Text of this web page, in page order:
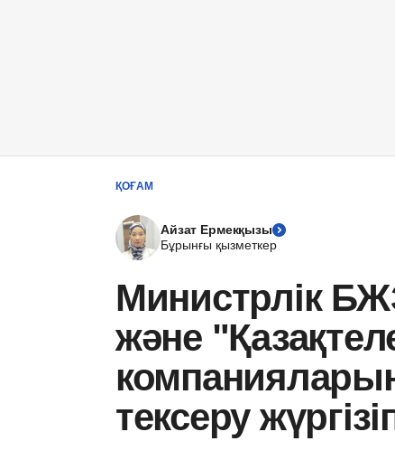
ҚОҒАМ
Айзат Ермекқызы
Бұрынғы қызметкер
Министрлік
және
тексеру